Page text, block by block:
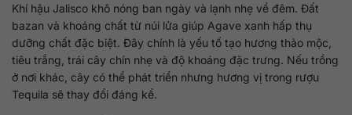
Khí hậu Jalisco khô nóng ban ngày và lạnh nhẹ về đêm. Đất
bazan và khoáng chất từ núi lửa giúp Agave xanh hấp thụ
dưỡng chất đặc biệt. Đây chính là yếu tố tạo hương thảo mộc,
tiêu trắng, trái cây chín nhẹ và độ khoáng đặc trưng. Nếu trồng
ở nơi khác, cây có thể phát triển nhưng hương vị trong rượu
Tequila sẽ thay đổi đáng kể.